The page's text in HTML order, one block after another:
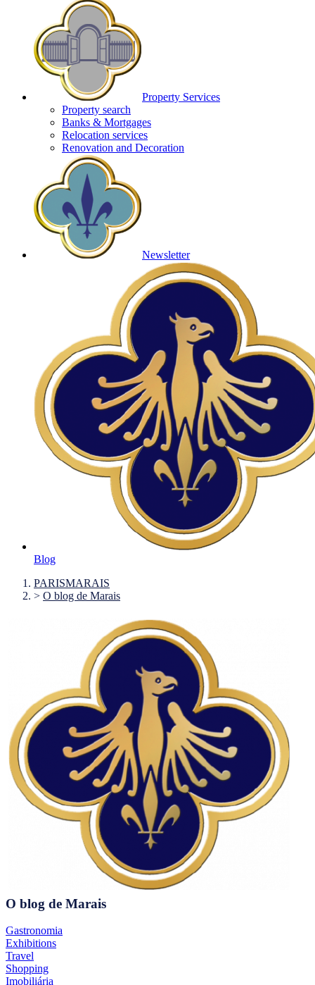
Property Services
Property search
Banks & Mortgages
Relocation services
Renovation and Decoration
Newsletter
Blog
PARISMARAIS
> O blog de Marais
O blog de Marais
Gastronomia
Exhibitions
Travel
Shopping
Imobiliária